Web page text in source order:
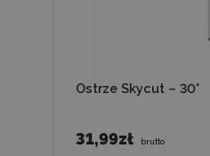
Ostrze Skycut – 30°
31,99zł brutto